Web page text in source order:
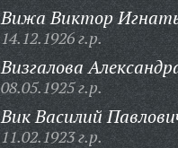
Вижа Виктор
14.12.1926 г.р.
Визгалова
08.05.1925 г.р.
Вик Василий
11.02.1923 г.р.